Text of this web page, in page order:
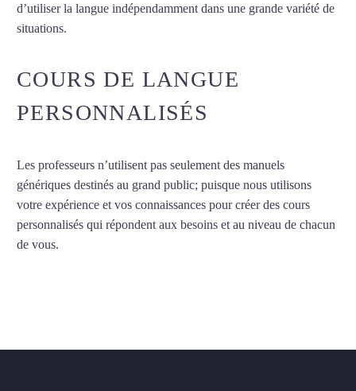
d’utiliser la langue indépendamment dans une grande variété de
situations.
COURS DE LANGUE
PERSONNALISÉS
Les professeurs n’utilisent pas seulement des manuels
génériques destinés au grand public; puisque nous utilisons
votre expérience et vos connaissances pour créer des cours
personnalisés qui répondent aux besoins et au niveau de chacun
de vous.